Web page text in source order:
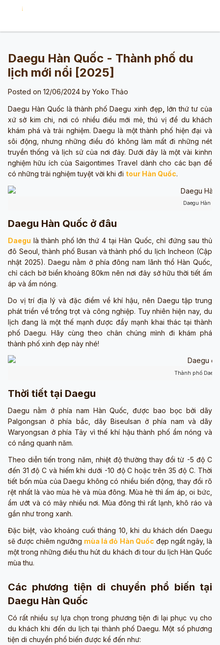
Daegu Hàn Quốc - Thành phố du
lịch mới nổi [2025]
Posted on 12/06/2024 by Yoko Thảo
Daegu Hàn Quốc là thành phố Daegu xinh đẹp lớn thứ tư của
xứ sở kim chi, nơi có nhiều điều mới mẻ, thú vị để du khách
khám phá và trải nghiệm. Daegu là một thành phố hiện đại và
sôi động, nhưng những điều đó không làm mất đi những nét
truyền thống và lịch sử của nơi đây. Dưới đây là một vài kinhn
nghiệm hữu ích của Saigontimes Travel dành cho các bạn để
có những trải nghiệm tuyệt vời khi đi tour Hàn Quốc.
Daegu Hàn
Daegu Hàn Quốc ở đâu
Daegu là thành phố lớn thứ 4 tại Hàn Quốc, chỉ đứng sau thủ
đô Seoul, thành phố Busan và thành phố du lịch Incheon (Cập
nhật 2025). Daegu nằm ở phía đông nam lãnh thổ Hàn Quốc,
chỉ cách bờ biển khoảng 80km nên nơi đây sở hữu thời tiết ấm
áp và ẩm nóng.
Do vị trí địa lý và đặc điểm về khí hậu, nên Daegu tập trung
phát triển về trồng trọt và công nghiệp. Tuy nhiên hiện nay, du
lịch đang là một thế mạnh được đẩy mạnh khai thác tại thành
phố Daegu. Hãy cùng theo chân chúng mình đi khám phá
thành phố xinh đẹp này nhé!
Thành phố
Thời tiết tại Daegu
Daegu nằm ở phía nam Hàn Quốc, được bao bọc bởi dãy
Palgongsan ở phía bắc, dãy Biseulsan ở phía nam và dãy
Waryongsan ở phía Tây vì thế khí hậu thành phố ẩm nóng và
có nắng quanh năm.
Theo diễn tiến trong năm, nhiệt độ thường thay đổi từ -5 độ C
đến 31 độ C và hiếm khi dưới -10 độ C hoặc trên 35 độ C. Thời
tiết bốn mùa của Daegu không có nhiều biến động, thay đổi rõ
rệt nhất là vào mùa hè và mùa đông. Mùa hè thì ấm áp, oi bức,
ẩm ướt và có mây nhiều nơi. Mùa đông thì rất lạnh, khô ráo và
gần như trong xanh.
Đặc biệt, vào khoảng cuối tháng 10, khi du khách dến Daegu
sẽ được chiêm ngưỡng mùa lá đỏ Hàn Quốc đẹp ngất ngây, là
một trong những điều thu hút du khách đi tour du lịch Hàn Quốc
mùa thu.
Các phương tiện di chuyển phổ biến tại
Daegu Hàn Quốc
Có rất nhiều sự lựa chọn trong phương tiện đi lại phục vụ cho
du khách khi đến du lịch tại thành phố Daegu. Một số phương
tiện di chuyển phổ biến được kể đến như: